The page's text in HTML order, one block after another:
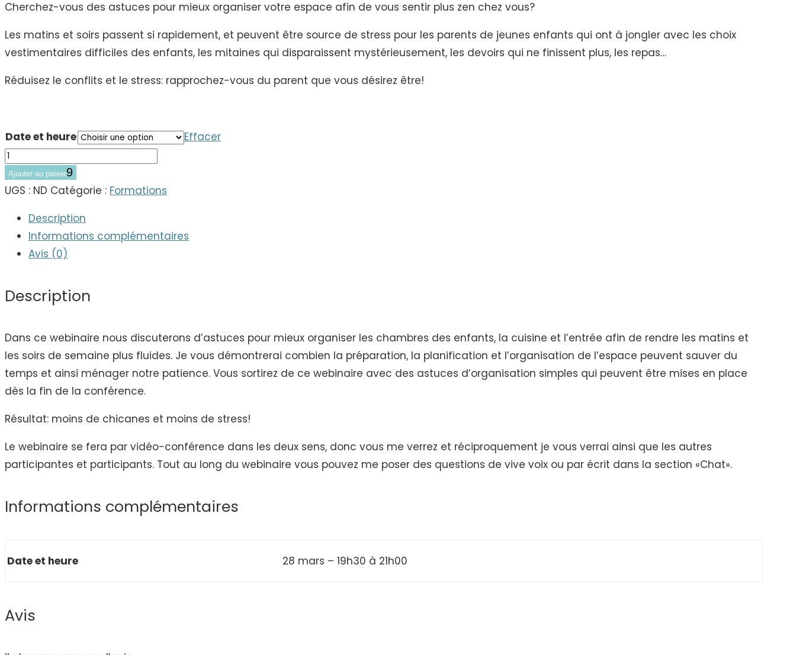
Cherchez-vous des astuces pour mieux organiser votre espace afin de vous sentir plus zen chez vous?
Les matins et soirs passent si rapidement, et peuvent être source de stress pour les parents de jeunes enfants qui ont à jongler avec les choix
vestimentaires difficiles des enfants, les mitaines qui disparaissent mystérieusement, les devoirs qui ne finissent plus, les repas…
Réduisez le conflits et le stress: rapprochez-vous du parent que vous désirez être!
Date et heure
Effacer
quantité
de
Organisation
&
moins
stressants
Ajouter au panier
UGS : ND Catégorie : Formations
Description
Informations complémentaires
Avis (0)
Description
Dans ce webinaire nous discuterons d’astuces pour mieux organiser les chambres des enfants, la cuisine et l’entrée afin de rendre les matins et
les soirs de semaine plus fluides. Je vous démontrerai combien la préparation, la planification et l’organisation de l’espace peuvent sauver du
temps et ainsi ménager notre patience. Vous sortirez de ce webinaire avec des astuces d’organisation simples qui peuvent être mises en place
dès la fin de la conférence.
Résultat: moins de chicanes et moins de stress!
Le webinaire se fera par vidéo-conférence dans les deux sens, donc vous me verrez et réciproquement je vous verrai ainsi que les autres
participantes et participants. Tout au long du webinaire vous pouvez me poser des questions de vive voix ou par écrit dans la section «Chat».
Informations complémentaires
Date et heure 28 mars – 19h30 à 21h00
Avis